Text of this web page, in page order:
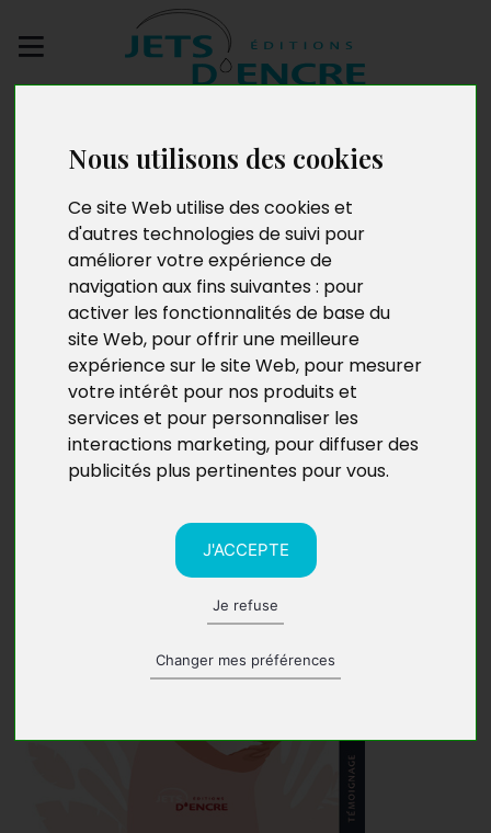
Nous utilisons des cookies
Ce site Web utilise des cookies et
d'autres technologies de suivi pour
améliorer votre expérience de
navigation aux fins suivantes : pour
activer les fonctionnalités de base du
site Web, pour offrir une meilleure
expérience sur le site Web, pour mesurer
votre intérêt pour nos produits et
services et pour personnaliser les
interactions marketing, pour diffuser des
publicités plus pertinentes pour vous.
J'ACCEPTE
Je refuse
Changer mes préférences
Le Deuil des fraises